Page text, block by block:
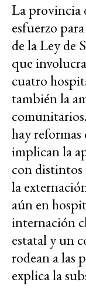
La provincia
esfuerzo
de la Ley de
que
cuatro
también la
hay reformas
implican la
con
la
aún en
internación
estatal y un
rodean a las
explica la